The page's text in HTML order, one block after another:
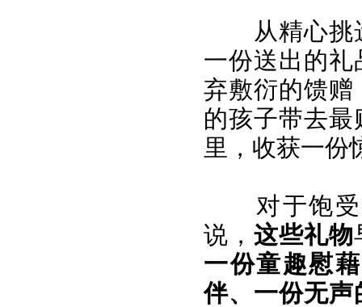
从精心
一份送出的
弃敷衍的馈
的孩子带去
里，收获一份
对于饱
说，这些礼物
一份童趣慰
伴、一份无声